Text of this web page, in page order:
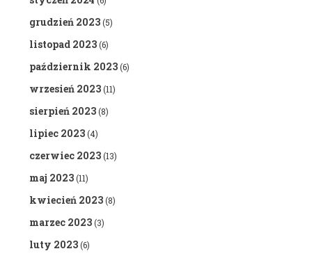
grudzień 2023(5)
listopad 2023(6)
październik 2023(6)
wrzesień 2023(11)
sierpień 2023(8)
lipiec 2023(4)
czerwiec 2023(13)
maj 2023(11)
kwiecień 2023(8)
marzec 2023(3)
luty 2023(6)